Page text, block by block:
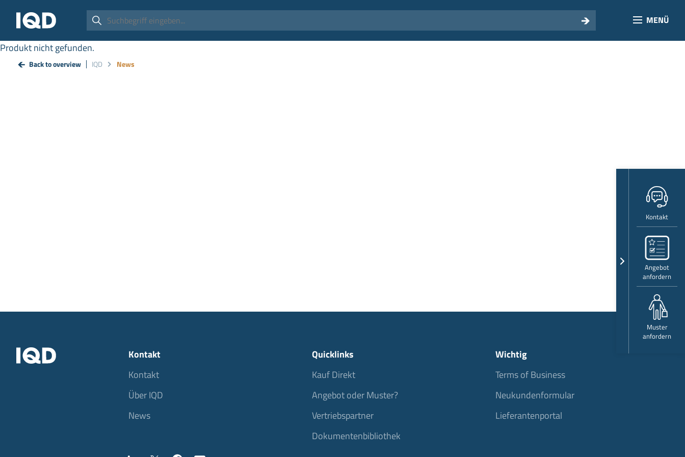
Kontakt
Angebot
anfordern
Muster
anfordern
MENÜ
Back to overview IQD News
Produkt nicht gefunden.
Kontakt
Kontakt
Über IQD
News
Quicklinks
Kauf Direkt
Angebot oder Muster?
Vertriebspartner
Dokumentenbibliothek
Wichtig
Terms of Business
Neukundenformular
Lieferantenportal